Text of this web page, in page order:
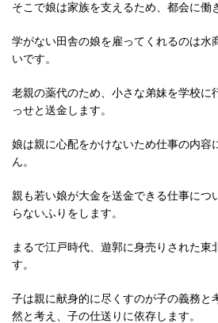
そこで娘は家族を支えるため、都会に働
学がない田舎の娘を雇ってくれるのは水
いです。
老親の薬代のため、小さな弟妹を学校に
っせと送金します。
娘は親に心配をかけないため仕事の内容
ん。
親も若い娘が大金を送金できる仕事につ
らないふりをします。
まるで江戸時代、遊郭に身売りされた東
す。
子は親に献身的に尽くすのが子の義務と
然と考え、子の仕送りに依存します。